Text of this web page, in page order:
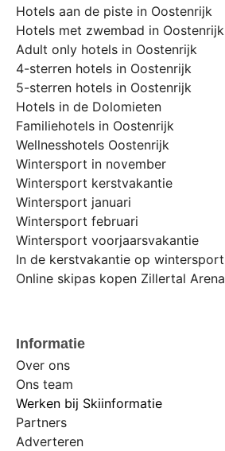
Hotels aan de piste in Oostenrijk
Hotels met zwembad in Oostenrijk
Adult only hotels in Oostenrijk
4-sterren hotels in Oostenrijk
5-sterren hotels in Oostenrijk
Hotels in de Dolomieten
Familiehotels in Oostenrijk
Wellnesshotels Oostenrijk
Wintersport in november
Wintersport kerstvakantie
Wintersport januari
Wintersport februari
Wintersport voorjaarsvakantie
In de kerstvakantie op wintersport
Online skipas kopen Zillertal Arena
Informatie
Over ons
Ons team
Werken bij Skiinformatie
Partners
Adverteren